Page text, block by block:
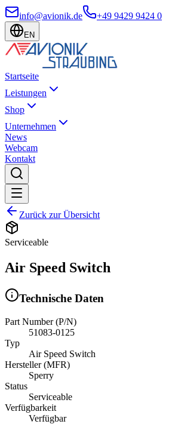
info@avionik.de +49 9429 9424 0
EN
Startseite
Leistungen
Shop
Unternehmen
News
Webcam
Kontakt
Zurück zur Übersicht
Serviceable
Air Speed Switch
Technische Daten
Part Number (P/N)
51083-0125
Typ
Air Speed Switch
Hersteller (MFR)
Sperry
Status
Serviceable
Verfügbarkeit
Verfügbar